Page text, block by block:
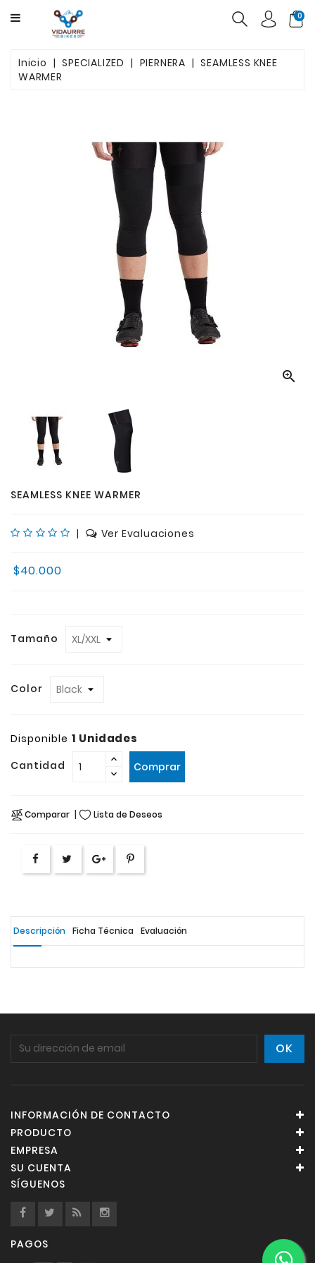
CATEGORY
PRODUCTOS
0
Inicio SPECIALIZED PIERNERA
SEAMLESS KNEE
WARMER

SEAMLESS KNEE WARMER
| Ver Evaluaciones
$40.000
Tamaño
Color
Disponible 1 Unidades
Cantidad Comprar
Comparar Lista de Deseos
Descripción Ficha Técnica Evaluación
INFORMACIÓN DE CONTACTO
PRODUCTO
EMPRESA
SU CUENTA
SÍGUENOS
PAGOS